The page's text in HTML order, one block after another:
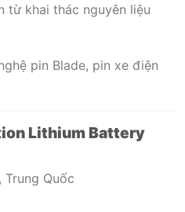
từ khai thác nguyên liệu
pin Blade, pin xe điện
Lithium Battery
Trung Quốc